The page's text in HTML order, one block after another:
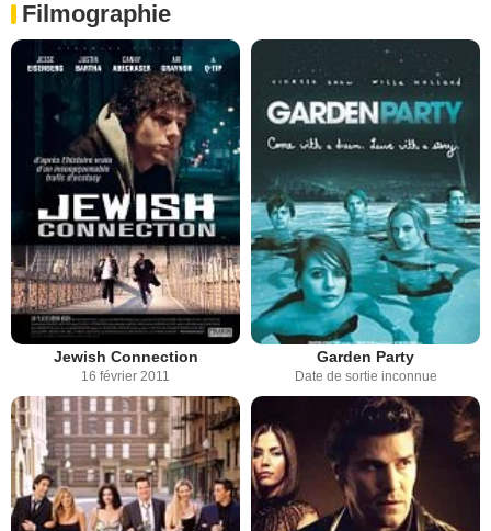
Filmographie
Jewish Connection
16 février 2011
Garden Party
Date de sortie inconnue